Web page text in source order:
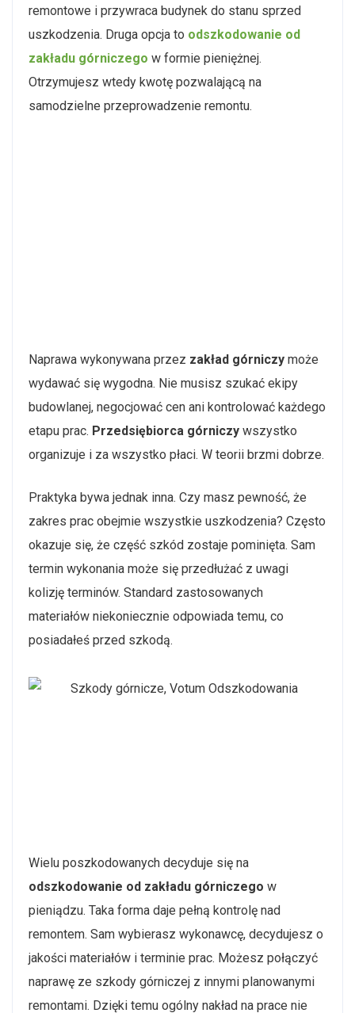
remontowe i przywraca budynek do stanu sprzed
uszkodzenia. Druga opcja to odszkodowanie od
zakładu górniczego w formie pieniężnej.
Otrzymujesz wtedy kwotę pozwalającą na
samodzielne przeprowadzenie remontu.
Naprawa wykonywana przez zakład górniczy może
wydawać się wygodna. Nie musisz szukać ekipy
budowlanej, negocjować cen ani kontrolować każdego
etapu prac. Przedsiębiorca górniczy wszystko
organizuje i za wszystko płaci. W teorii brzmi dobrze.
Praktyka bywa jednak inna. Czy masz pewność, że
zakres prac obejmie wszystkie uszkodzenia? Często
okazuje się, że część szkód zostaje pominięta. Sam
termin wykonania może się przedłużać z uwagi
kolizję terminów. Standard zastosowanych
materiałów niekoniecznie odpowiada temu, co
posiadałeś przed szkodą.
Wielu poszkodowanych decyduje się na
odszkodowanie od zakładu górniczego w
pieniądzu. Taka forma daje pełną kontrolę nad
remontem. Sam wybierasz wykonawcę, decydujesz o
jakości materiałów i terminie prac. Możesz połączyć
naprawę ze szkody górniczej z innymi planowanymi
remontami. Dzięki temu ogólny nakład na prace nie